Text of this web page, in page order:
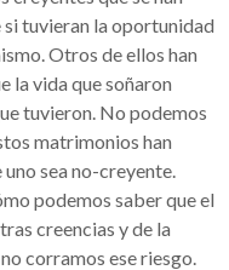
si tuvieran la oportunidad
Otros de ellos han
la vida que soñaron
tuvieron. No podemos
matrimonios han
sea no-creyente.
podemos saber que el
creencias y de la
corramos ese riesgo.